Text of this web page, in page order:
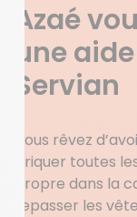
Azaé
une
Servian
Vous rêvez
briquer toutes
propre dans la
repasser les